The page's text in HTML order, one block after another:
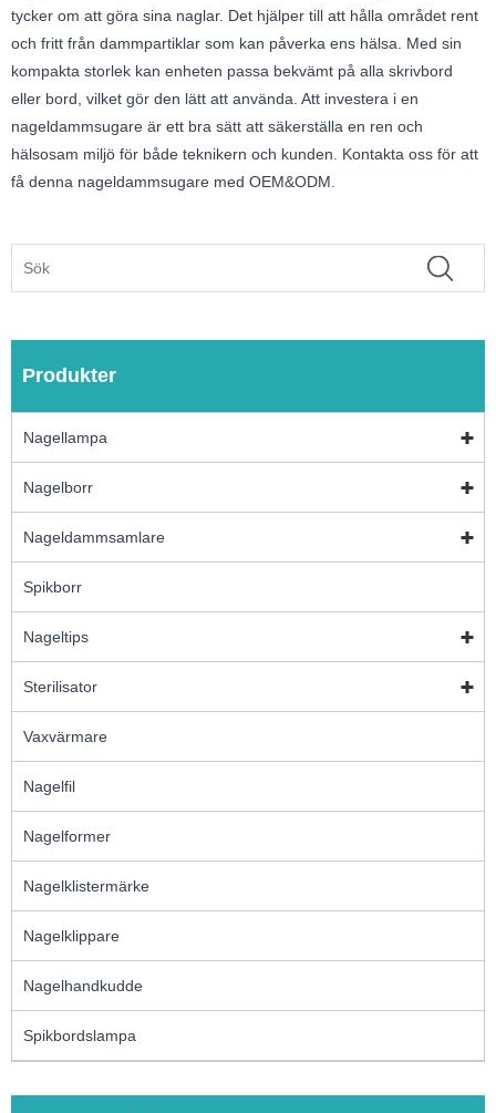
tycker om att göra sina naglar. Det hjälper till att hålla området rent
och fritt från dammpartiklar som kan påverka ens hälsa. Med sin
kompakta storlek kan enheten passa bekvämt på alla skrivbord
eller bord, vilket gör den lätt att använda. Att investera i en
nageldammsugare är ett bra sätt att säkerställa en ren och
hälsosam miljö för både teknikern och kunden. Kontakta oss för att
få denna nageldammsugare med OEM&ODM.
Produkter
Nagellampa
Nagelborr
Nageldammsamlare
Spikborr
Nageltips
Sterilisator
Vaxvärmare
Nagelfil
Nagelformer
Nagelklistermärke
Nagelklippare
Nagelhandkudde
Spikbordslampa